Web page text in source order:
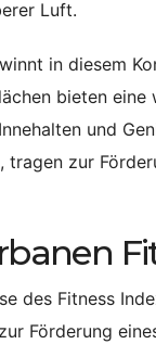
Luft.
in diesem
bieten
und
zur
des Fitness
Förderung